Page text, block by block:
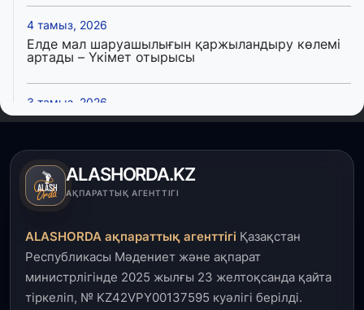
4 тамыз, 2026
Елде мал шаруашылығын қаржыландыру көлемі
артады – Үкімет отырысы
3 тамыз, 2026
Өңірлерде жаңа вокзалдар, су құбыры,
пайдалануға берілді
3 тамыз, 2026
салынып жатыр
1 тамыз, 2026
Кинопоиск Қазақстан азаматтарының ең
ALASHORDA.KZ
АҚПАРАТТЫҚ АГЕНТТІГІ
ALASHORDA ақпараттық агенттігі Қазақстан
Республикасы Мәдениет және ақпарат
министрлігінде 2025 жылғы 23 желтоқсанда қайта
тіркеліп, № KZ42VPY00137595 куәлігі берілді.